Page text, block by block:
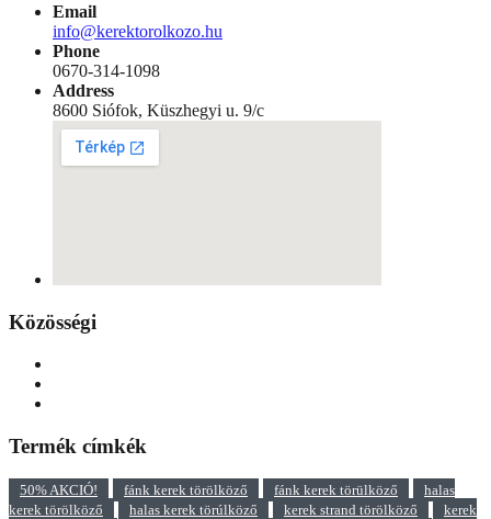
Email
info@kerektorolkozo.hu
Phone
0670-314-1098
Address
8600 Siófok, Küszhegyi u. 9/c
Közösségi
Termék címkék
50% AKCIÓ! fánk kerek törölköző fánk kerek törülköző
halas
kerek törölköző
halas kerek törúlköző kerek strand törölköző
kerek